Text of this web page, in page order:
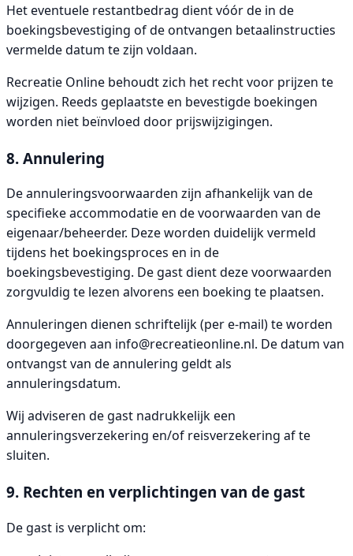
Het eventuele restantbedrag dient vóór de in de
boekingsbevestiging of de ontvangen betaalinstructies
vermelde datum te zijn voldaan.
Recreatie Online behoudt zich het recht voor prijzen te
wijzigen. Reeds geplaatste en bevestigde boekingen
worden niet beïnvloed door prijswijzigingen.
8. Annulering
De annuleringsvoorwaarden zijn afhankelijk van de
specifieke accommodatie en de voorwaarden van de
eigenaar/beheerder. Deze worden duidelijk vermeld
tijdens het boekingsproces en in de
boekingsbevestiging. De gast dient deze voorwaarden
zorgvuldig te lezen alvorens een boeking te plaatsen.
Annuleringen dienen schriftelijk (per e-mail) te worden
doorgegeven aan info@recreatieonline.nl. De datum van
ontvangst van de annulering geldt als
annuleringsdatum.
Wij adviseren de gast nadrukkelijk een
annuleringsverzekering en/of reisverzekering af te
sluiten.
9. Rechten en verplichtingen van de gast
De gast is verplicht om: